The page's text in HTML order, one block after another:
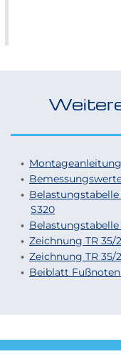
Montageanleitung
Belastungstabelle
S320
Belastungstabelle
Zeichnung TR 35/
Zeichnung TR 35/
Beiblatt